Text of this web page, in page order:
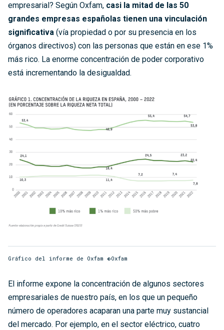
empresarial? Según Oxfam, casi la mitad de las 50
grandes empresas españolas tienen una vinculación
significativa (vía propiedad o por su presencia en los
órganos directivos) con las personas que están en ese 1%
más rico. La enorme concentración de poder corporativo
está incrementando la desigualdad.
Gráfico del informe de Oxfam ©Oxfam
El informe expone la concentración de algunos sectores
empresariales de nuestro país, en los que un pequeño
número de operadores acaparan una parte muy sustancial
del mercado. Por ejemplo, en el sector eléctrico, cuatro